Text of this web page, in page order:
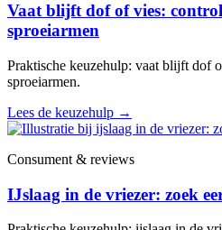
Vaat blijft dof of vies:
sproeiarmen
Praktische keuzehulp: vaat blijft dof
sproeiarmen.
Lees de keuzehulp →
Consument & reviews
IJslaag in de vriezer: zoek